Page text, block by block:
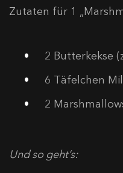
Zutaten für 1
2 Butterkekse
6 Täfelchen
2
Und so geht’s: